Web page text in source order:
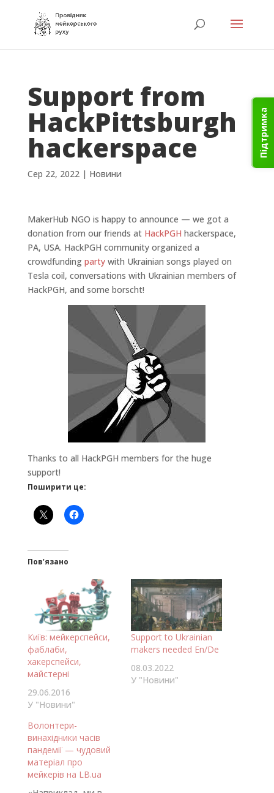
Підтримка
Support from
HackPittsburgh
hackerspace
Сер 22, 2022| Новини
MakerHub NGO is happy to announce — we got a
donation from our friends at HackPGH hackerspace,
PA, USA. HackPGH community organized a
crowdfunding partywith Ukrainian songs played on
Tesla coil, conversations with Ukrainian members of
HackPGH, and some borscht!
Thanks to all HackPGH members for the huge
support!
Поширити це:
Пов’язано
Київ: мейкерспейси,
фаблаби,
хакерспейси,
майстерні
29.06.2016
У "Новини"
Support to Ukrainian
makers needed En/De
08.03.2022
У "Новини"
Волонтери-
винахідники часів
пандемії — чудовий
матеріал про
мейкерів на LB.ua